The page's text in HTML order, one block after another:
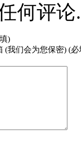
何评论.
)
(我们会为您保密) (必